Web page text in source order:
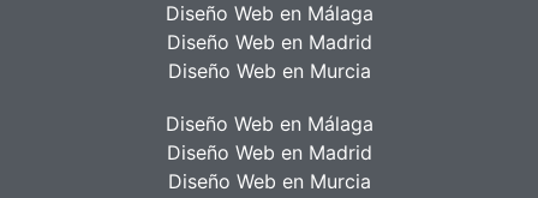
Diseño Web en Málaga
Diseño Web en Madrid
Diseño Web en Murcia
Diseño Web en Málaga
Diseño Web en Madrid
Diseño Web en Murcia